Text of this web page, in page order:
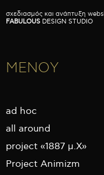
σχεδιασμός και ανάπτυξη
FABULOUS DESIGN STUDIO
ΜΕΝΟΥ
ad hoc
all around
project «1887 μ.Χ»
Project Animizm